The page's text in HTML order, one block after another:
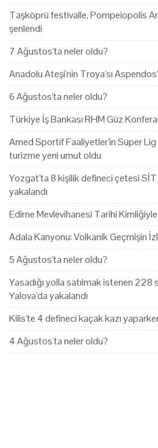
Taşköprü festivalle, Pompeiopolis
şenlendi
7 Ağustos'ta neler oldu?
Anadolu Ateşi'nin Troya'sı
6 Ağustos'ta neler oldu?
Türkiye İş Bankası RHM Güz
Amed Sportif Faaliyetler'in Süper Lig
turizme yeni umut oldu
Yozgat'ta 8 kişilik defineci çetesi SİT
yakalandı
Edirne Mevlevihanesi Tarihi
Adala Kanyonu: Volkanik Geçmişin
5 Ağustos'ta neler oldu?
Yasadığı yolla satılmak istenen
Yalova'da yakalandı
Kilis'te 4 defineci kaçak kazı
4 Ağustos'ta neler oldu?